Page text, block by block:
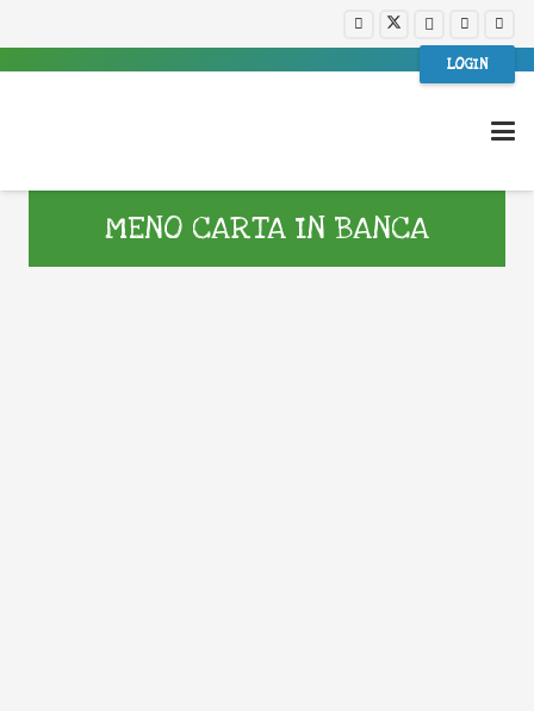
LOGIN
MENO CARTA IN BANCA